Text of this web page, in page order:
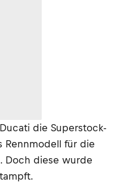
die Superstock-
Rennmodell für die
Doch diese wurde